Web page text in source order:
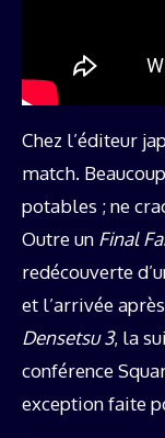
Chez l’éditeur
match.
potables ; ne
Outre un Final
redécouverte
et l’arrivée
Densetsu 3, la
conférence
exception faite